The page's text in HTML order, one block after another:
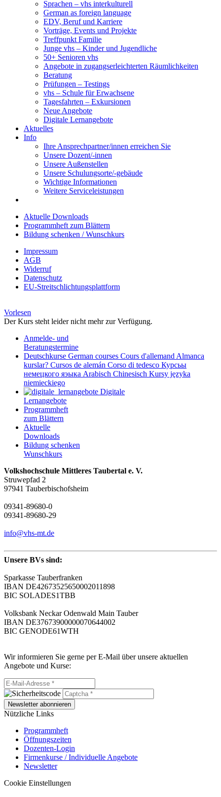
Sprachen – vhs interkulturell
German as foreign language
EDV, Beruf und Karriere
Vorträge, Events und Projekte
Treffpunkt Familie
Junge vhs – Kinder und Jugendliche
50+ Senioren vhs
Angebote in zugangserleichterten Räumlichkeiten
Beratung
Prüfungen – Testings
vhs – Schule für Erwachsene
Tagesfahrten – Exkursionen
Neue Angebote
Digitale Lernangebote
Aktuelles
Info
Ihre Ansprechpartner/innen erreichen Sie
Unsere Dozent/-innen
Unsere Außenstellen
Unsere Schulungsorte/-gebäude
Wichtige Informationen
Weitere Serviceleistungen
Aktuelle Downloads
Programmheft zum Blättern
Bildung schenken / Wunschkurs
Impressum
AGB
Widerruf
Datenschutz
EU-Streitschlichtungsplattform
Vorlesen
Der Kurs steht leider nicht mehr zur Verfügung.
Anmelde- und
Beratungstermine
Deutschkurse German courses Cours d'allemand Almanca
kurslar? Cursos de alemán Corso di tedesco Курсьы
немецкого яэыка Arabisch Chinesisch Kursy języka
niemieckiego
Digitale
Lernangebote
Programmheft
zum Blättern
Aktuelle
Downloads
Bildung schenken
Wunschkurs
Volkshochschule Mittleres Taubertal e. V.
Struwepfad 2
97941 Tauberbischofsheim
09341-89680-0
09341-89680-29
info@vhs-mt.de
Unsere BVs sind:
Sparkasse Tauberfranken
IBAN DE42673525650002011898
BIC SOLADES1TBB
Volksbank Neckar Odenwald Main Tauber
IBAN DE37673900000070644002
BIC GENODE61WTH
Wir informieren Sie gerne per E-Mail über unsere aktuellen
Angebote und Kurse:
Newsletter abonnieren
Nützliche Links
Programmheft
Öffnungszeiten
Dozenten-Login
Firmenkurse / Individuelle Angebote
Newsletter
Cookie Einstellungen